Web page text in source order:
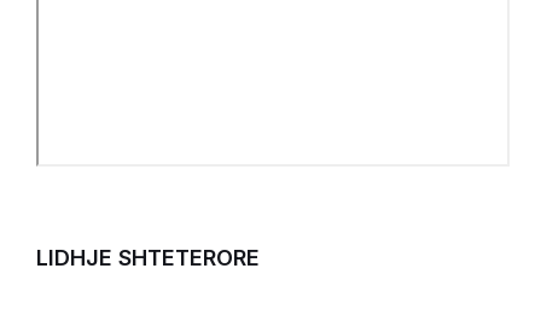
LIDHJE SHTETERORE